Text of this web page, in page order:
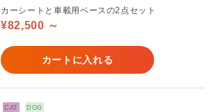
カーシートと車載用ベースの2点セット
¥82,500 ～
カートに入れる
CAT DOG